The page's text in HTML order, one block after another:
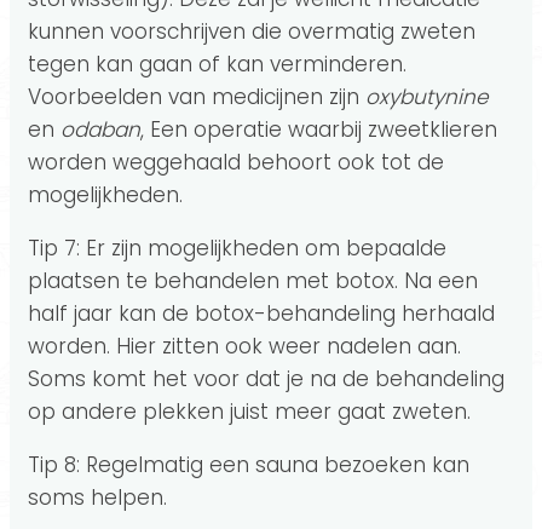
kunnen voorschrijven die overmatig zweten
tegen kan gaan of kan verminderen.
Voorbeelden van medicijnen zijn oxybutynine
en odaban, Een operatie waarbij zweetklieren
worden weggehaald behoort ook tot de
mogelijkheden.
Tip 7: Er zijn mogelijkheden om bepaalde
plaatsen te behandelen met botox. Na een
half jaar kan de botox-behandeling herhaald
worden. Hier zitten ook weer nadelen aan.
Soms komt het voor dat je na de behandeling
op andere plekken juist meer gaat zweten.
Tip 8: Regelmatig een sauna bezoeken kan
soms helpen.